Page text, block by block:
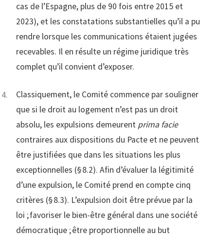
cas de l’Espagne, plus de 90 fois entre 2015 et
2023), et les constatations substantielles qu’il a pu
rendre lorsque les communications étaient jugées
recevables. Il en résulte un régime juridique très
complet qu’il convient d’exposer.
Classiquement, le Comité commence par souligner
que si le droit au logement n’est pas un droit
absolu, les expulsions demeurent prima facie
contraires aux dispositions du Pacte et ne peuvent
être justifiées que dans les situations les plus
exceptionnelles (§ 8.2). Afin d’évaluer la légitimité
d’une expulsion, le Comité prend en compte cinq
critères (§ 8.3). L’expulsion doit être prévue par la
loi ; favoriser le bien-être général dans une société
démocratique ; être proportionnelle au but